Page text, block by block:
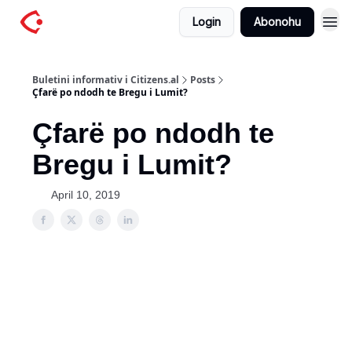
Login Abonohu
Buletini informativ i Citizens.al
Posts
Çfarë po ndodh te Bregu i Lumit?
Çfarë po ndodh te
Bregu i Lumit?
April 10, 2019